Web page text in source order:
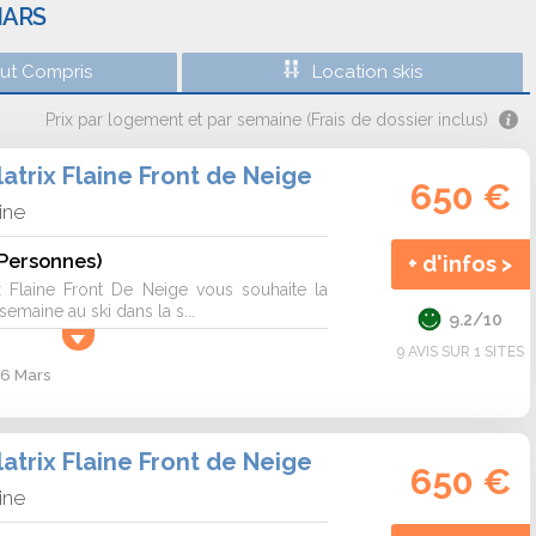
Compris Location skis
Prix par logement et par semaine (Frais de dossier inclus)
Flaine Front de Neige
Flaine Front De Neige vous souhaite la
au ski dans la s...
Mars
650 €
+ d'infos >
9.2/10
9 AVIS SUR 1 SITES
Flaine Front de Neige 650 €